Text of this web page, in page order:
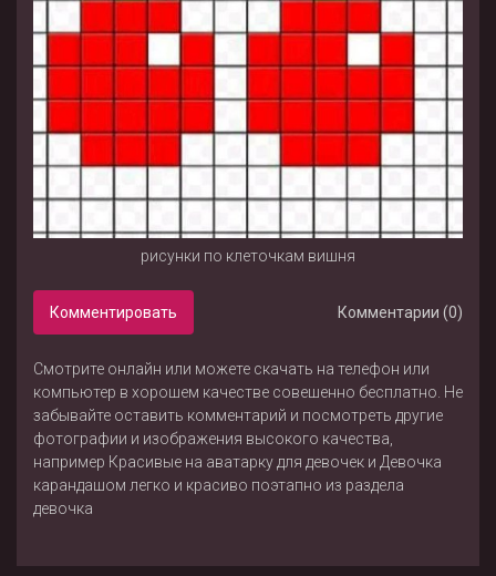
рисунки по клеточкам вишня
Комментировать Комментарии (0)
Смотрите онлайн или можете скачать на телефон или
компьютер в хорошем качестве совешенно бесплатно. Не
забывайте оставить комментарий и посмотреть другие
фотографии и изображения высокого качества,
например Красивые на аватарку для девочек и Девочка
карандашом легко и красиво поэтапно из раздела
девочка